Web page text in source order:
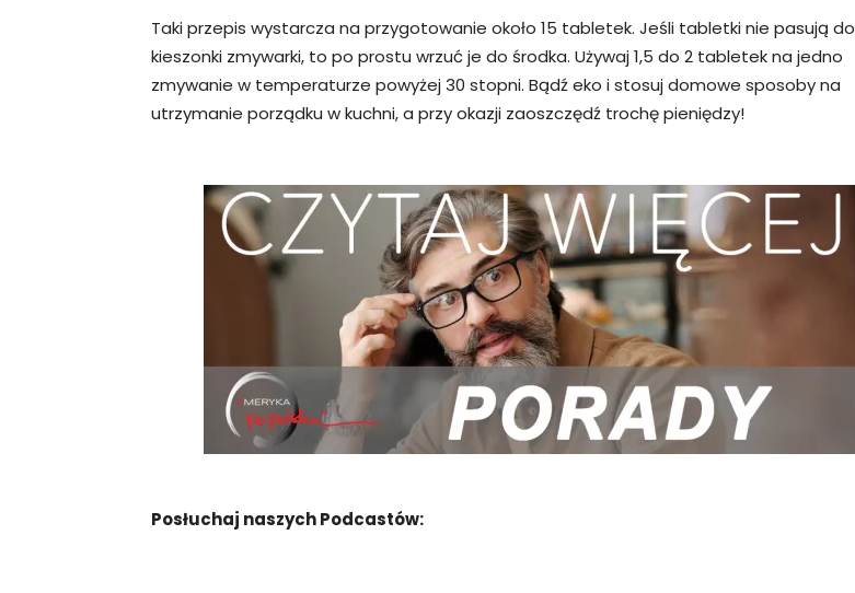
Taki przepis wystarcza na przygotowanie około 15 tabletek. Jeśli tabletki nie pasują do
kieszonki zmywarki, to po prostu wrzuć je do środka. Używaj 1,5 do 2 tabletek na jedno
zmywanie w temperaturze powyżej 30 stopni. Bądź eko i stosuj domowe sposoby na
utrzymanie porządku w kuchni, a przy okazji zaoszczędź trochę pieniędzy!
Posłuchaj naszych Podcastów: